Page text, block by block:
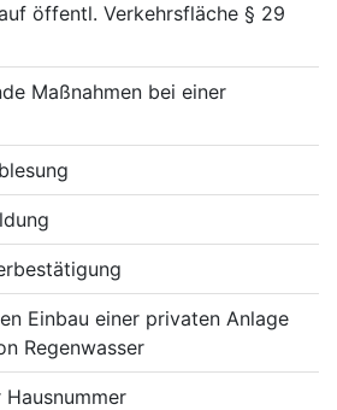
öffentl. Verkehrsfläche § 29
Maßnahmen bei einer
Einbau einer privaten Anlage
Regenwasser